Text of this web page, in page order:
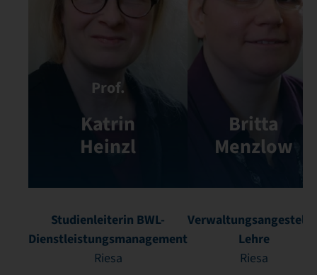
Prof.
Katrin
Heinzl
Studienleiterin BWL-
Dienstleistungsmanagement
Riesa
Britta
Menzlow
Lehre
Riesa